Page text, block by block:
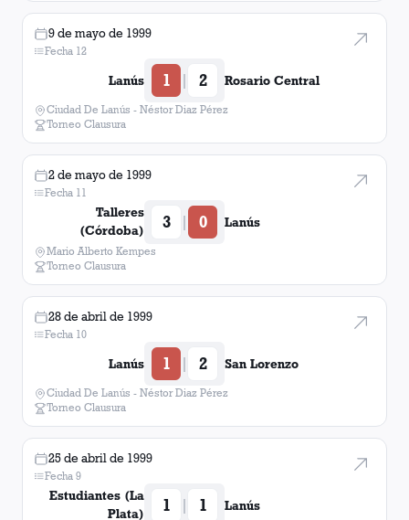
9 de mayo de 1999
Fecha 12
Lanús 1 | 2 Rosario Central
Ciudad De Lanús - Néstor Diaz Pérez
Torneo Clausura
2 de mayo de 1999
Fecha 11
Talleres
(Córdoba)
3 | 0 Lanús
Mario Alberto Kempes
Torneo Clausura
28 de abril de 1999
Fecha 10
Lanús 1 | 2 San Lorenzo
Ciudad De Lanús - Néstor Diaz Pérez
Torneo Clausura
25 de abril de 1999
Fecha 9
Estudiantes (La
Plata)
1 | 1 Lanús